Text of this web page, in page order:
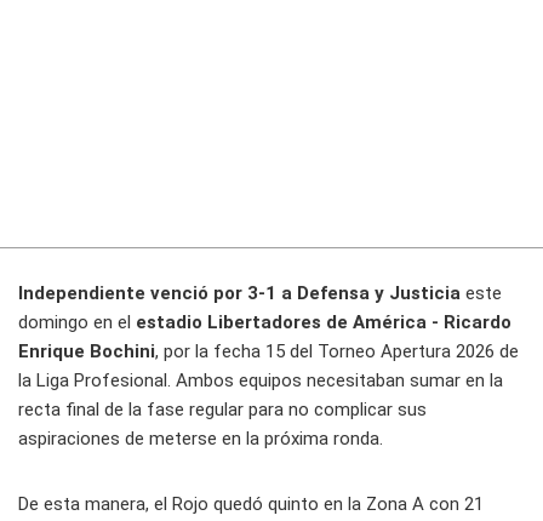
Independiente venció por 3-1 a Defensa y Justicia este
domingo en el estadio Libertadores de América - Ricardo
Enrique Bochini, por la fecha 15 del Torneo Apertura 2026 de
la Liga Profesional. Ambos equipos necesitaban sumar en la
recta final de la fase regular para no complicar sus
aspiraciones de meterse en la próxima ronda.
De esta manera, el Rojo quedó quinto en la Zona A con 21